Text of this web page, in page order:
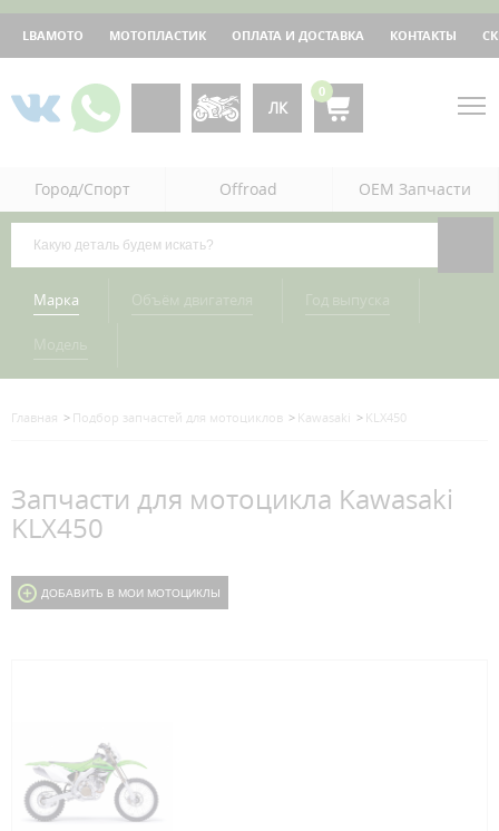
LBAMOTO МОТОПЛАСТИК ОПЛАТА И ДОСТАВКА КОНТАКТЫ
ЛК
0
Город/Спорт Offroad OEM Запчасти
Марка
Главная Подбор запчастей для мотоциклов Kawasaki KLX450
Запчасти для мотоцикла Kawasaki
KLX450
ДОБАВИТЬ В МОИ МОТОЦИКЛЫ